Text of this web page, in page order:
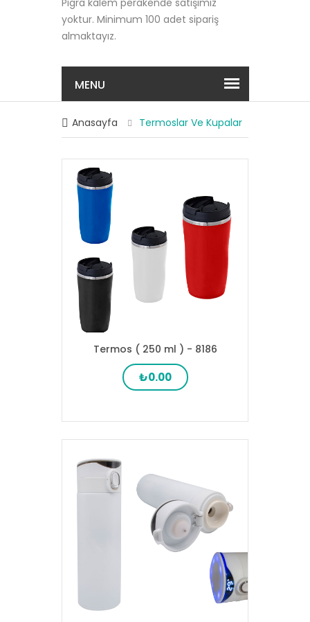
Pigra kalem perakende satışımız
yoktur. Minimum 100 adet sipariş
almaktayız.
MENU
Anasayfa Termoslar Ve Kupalar
Termos ( 250 ml ) - 8186
₺0.00